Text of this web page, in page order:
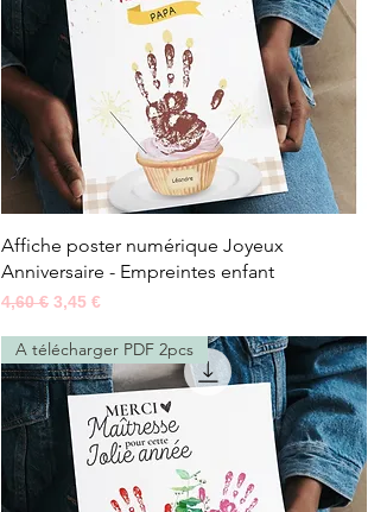
Aperçu rapide
Affiche poster numérique Joyeux
Anniversaire - Empreintes enfant
Prix original
4,60 € Prix promotionnel
3,45 €
A télécharger PDF 2pcs